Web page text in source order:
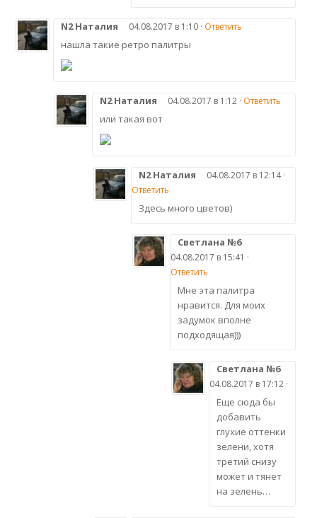
N2 Наталия 04.08.2017 в 1:10 · Ответить
нашла такие ретро палитры
N2 Наталия 04.08.2017 в 1:12 · Ответить
или такая вот
N2 Наталия
04.08.2017 в 12:14 ·
Ответить
Здесь много цветов)
Светлана №6
04.08.2017 в 15:41 ·
Ответить
Мне эта палитра
нравится. Для моих
задумок вполне
подходящая)))
Светлана №6
04.08.2017 в 17:12 ·
Еще сюда бы
добавить
глухие оттенки
зелени, хотя
третий снизу
может и тянет
на зелень…